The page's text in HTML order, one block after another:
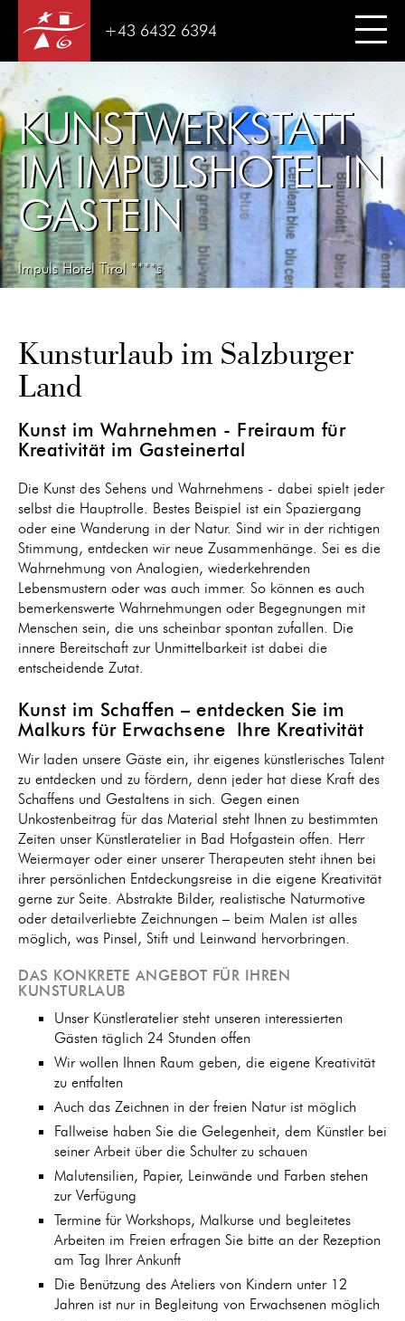
Impuls Hotel Tirol ****s
KUNSTWERKSTATT
IM IMPULSHOTEL IN
GASTEIN
Kunsturlaub im Salzburger
Land
Kunst im Wahrnehmen - Freiraum für
Kreativität im Gasteinertal
Die Kunst des Sehens und Wahrnehmens - dabei spielt jeder
selbst die Hauptrolle. Bestes Beispiel ist ein Spaziergang
oder eine Wanderung in der Natur. Sind wir in der richtigen
Stimmung, entdecken wir neue Zusammenhänge. Sei es die
Wahrnehmung von Analogien, wiederkehrenden
Lebensmustern oder was auch immer. So können es auch
bemerkenswerte Wahrnehmungen oder Begegnungen mit
Menschen sein, die uns scheinbar spontan zufallen. Die
innere Bereitschaft zur Unmittelbarkeit ist dabei die
entscheidende Zutat.
Kunst im Schaffen – entdecken Sie im
Malkurs für Erwachsene Ihre Kreativität
Wir laden unsere Gäste ein, ihr eigenes künstlerisches Talent
zu entdecken und zu fördern, denn jeder hat diese Kraft des
Schaffens und Gestaltens in sich. Gegen einen
Unkostenbeitrag für das Material steht Ihnen zu bestimmten
Zeiten unser Künstleratelier in Bad Hofgastein offen. Herr
Weiermayer oder einer unserer Therapeuten steht ihnen bei
ihrer persönlichen Entdeckungsreise in die eigene Kreativität
gerne zur Seite. Abstrakte Bilder, realistische Naturmotive
oder detailverliebte Zeichnungen – beim Malen ist alles
möglich, was Pinsel, Stift und Leinwand hervorbringen.
DAS KONKRETE ANGEBOT FÜR IHREN
KUNSTURLAUB
Unser Künstleratelier steht unseren interessierten
Gästen täglich 24 Stunden offen
Wir wollen Ihnen Raum geben, die eigene Kreativität
zu entfalten
Auch das Zeichnen in der freien Natur ist möglich
Fallweise haben Sie die Gelegenheit, dem Künstler bei
seiner Arbeit über die Schulter zu schauen
Malutensilien, Papier, Leinwände und Farben stehen
zur Verfügung
Termine für Workshops, Malkurse und begleitetes
Arbeiten im Freien erfragen Sie bitte an der Rezeption
am Tag Ihrer Ankunft
Die Benützung des Ateliers von Kindern unter 12
Jahren ist nur in Begleitung von Erwachsenen möglich
+43 6432 6394